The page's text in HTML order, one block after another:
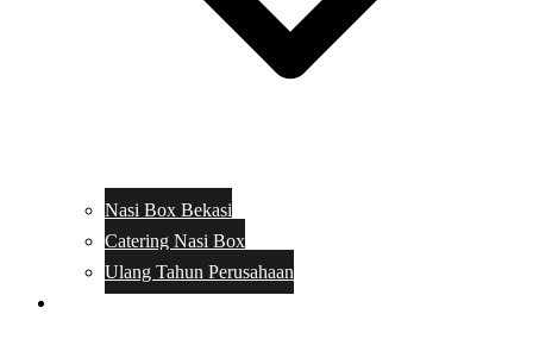
Nasi Box Bekasi
Catering Nasi Box
Ulang Tahun Perusahaan